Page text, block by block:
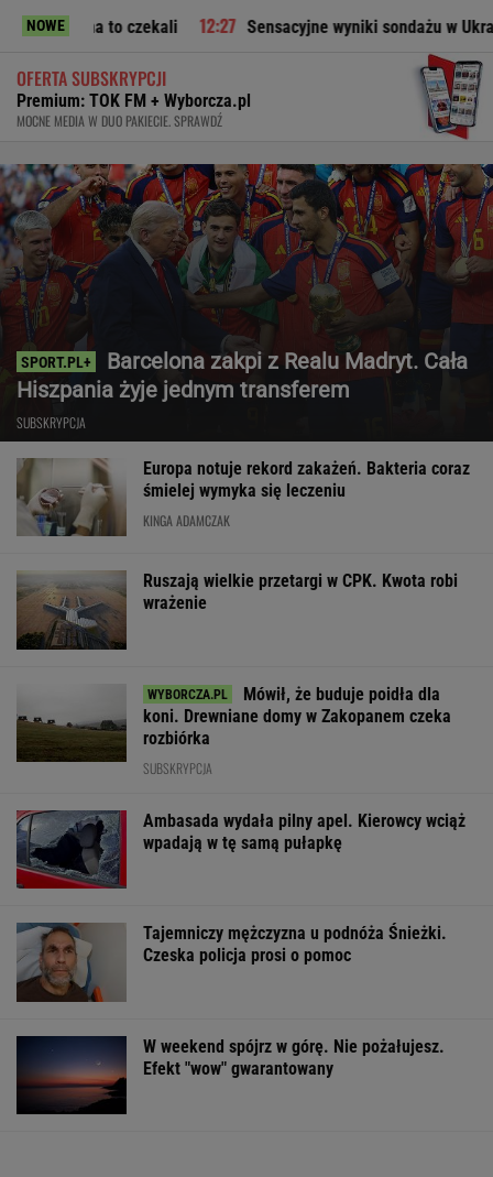
NOWE
na to czekali Sensacyjne wyniki sondażu w Ukrainie.
OFERTA SUBSKRYPCJI
Premium: TOK FM + Wyborcza.pl
MOCNE MEDIA W DUO PAKIECIE. SPRAWDŹ
Barcelona zakpi z Realu Madryt. Cała
Hiszpania żyje jednym transferem
SUBSKRYPCJA
Europa notuje rekord zakażeń. Bakteria coraz
śmielej wymyka się leczeniu
KINGA ADAMCZAK
Ruszają wielkie przetargi w CPK. Kwota robi
wrażenie
Mówił, że buduje poidła dla
koni. Drewniane domy w Zakopanem czeka
rozbiórka
SUBSKRYPCJA
Ambasada wydała pilny apel. Kierowcy wciąż
wpadają w tę samą pułapkę
Tajemniczy mężczyzna u podnóża Śnieżki.
Czeska policja prosi o pomoc
W weekend spójrz w górę. Nie pożałujesz.
Efekt "wow" gwarantowany